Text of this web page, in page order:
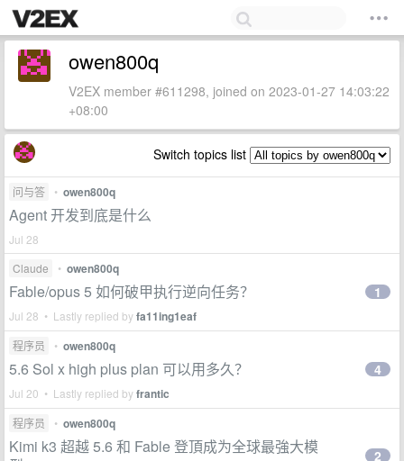
owen800q
V2EX member #611298, joined on 2023-01-27 14:03:22
+08:00
Switch topics list
问与答 • owen800q
Agent 开发到底是什么
Jul 28
Claude
• owen800q
Fable/opus 5 如何破甲执行逆向任务？
Jul 28 • Lastly replied byfa11ing1eaf
1
程序员 • owen800q
5.6 Sol x high plus plan 可以用多久？
Jul 20 • Lastly replied byfrantic
4
程序员 • owen800q
Kimi k3 超越 5.6 和 Fable 登頂成为全球最強大模
2